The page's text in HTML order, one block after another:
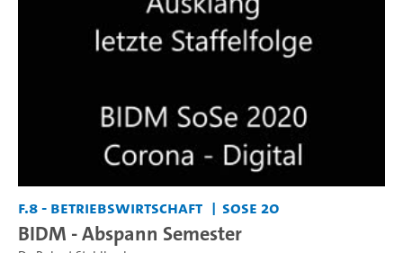
F.8 - Betriebswirtschaft SoSe 20
BIDM - Abspann Semester